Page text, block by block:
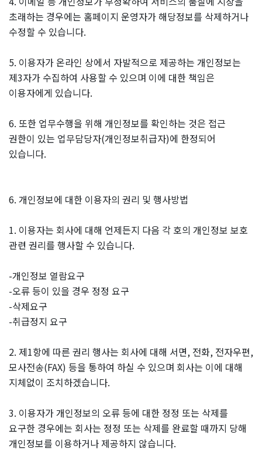
초래하는 경우에는 홈페이지 운영자가 해당정보를 삭제하거나
수정할 수 있습니다.
5. 이용자가 온라인 상에서 자발적으로 제공하는 개인정보는
제3자가 수집하여 사용할 수 있으며 이에 대한 책임은
이용자에게 있습니다.
6. 또한 업무수행을 위해 개인정보를 확인하는 것은 접근
권한이 있는 업무담당자(개인정보취급자)에 한정되어
있습니다.
6. 개인정보에 대한 이용자의 권리 및 행사방법
1. 이용자는 회사에 대해 언제든지 다음 각 호의 개인정보 보호
관련 권리를 행사할 수 있습니다.
-개인정보 열람요구
-오류 등이 있을 경우 정정 요구
-삭제요구
-취급정지 요구
2. 제1항에 따른 권리 행사는 회사에 대해 서면, 전화, 전자우편,
모사전송(FAX) 등을 통하여 하실 수 있으며 회사는 이에 대해
지체없이 조치하겠습니다.
3. 이용자가 개인정보의 오류 등에 대한 정정 또는 삭제를
요구한 경우에는 회사는 정정 또는 삭제를 완료할 때까지 당해
개인정보를 이용하거나 제공하지 않습니다.